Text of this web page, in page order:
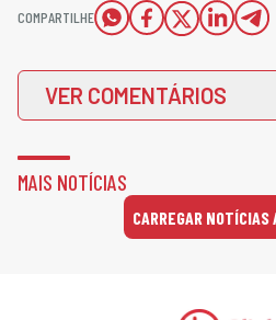
COMPARTILHE
VER COMENTÁRIOS
MAIS NOTÍCIAS
CARREGAR